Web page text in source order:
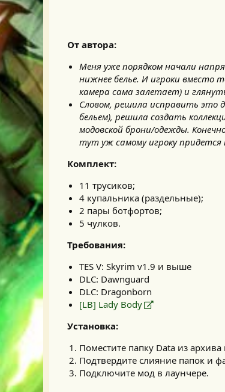
От автора:
Меня уже порядком начали
нижнее белье. И игроки вместо
камера сама залетает) и
Словом, решила исправить это
бельем), решила создать
модовской брони/одежды.
тут уж самому игроку придется
Комплект:
11 трусиков;
4 купальника (раздельные);
2 пары ботфортов;
5 чулков.
Требования:
TES V: Skyrim v1.9 и выше
DLC: Dawnguard
DLC: Dragonborn
[LB] Lady Body
Установка:
Поместите папку Data из
Подтвердите слияние папок и
Подключите мод в лаунчере.